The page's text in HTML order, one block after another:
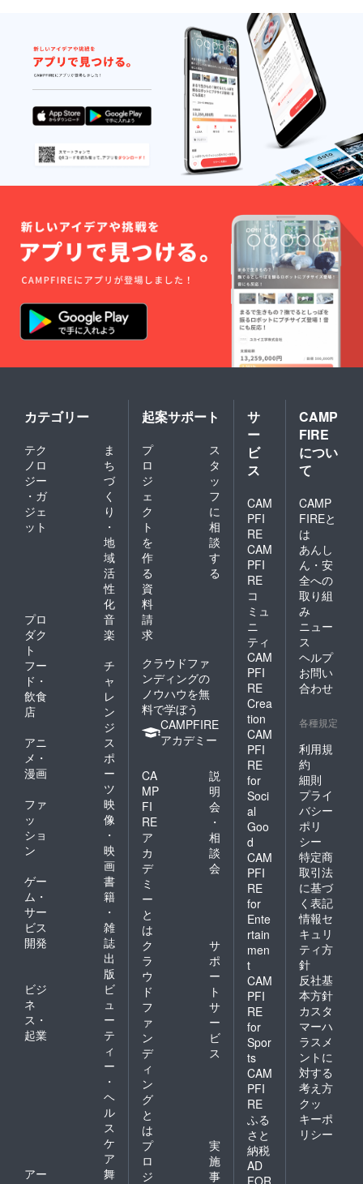
カテゴリー
テク
ノロ
ジー
・ガ
ジェ
ット
ま
ち
づ
く
り
・
地
域
活
性
化
プロ
ダク
ト
音
楽
フー
ド・
飲食
店
チ
ャ
レ
ン
ジ
アニ
メ・
漫画
ス
ポ
ー
ツ
ファ
ッ
ショ
ン
映
像
・
映
画
ゲー
ム・
サー
ビス
開発
書
籍
・
雑
誌
出
版
ビジ
ネ
ス・
起業
ビ
ュ
ー
テ
ィ
ー
・
ヘ
ル
ス
ケ
ア
アー
舞
起案サポート
プ
ロ
ジ
ェ
ク
ト
を
作
る
ス
タ
ッ
フ
に
相
談
す
る
資
料
請
求
クラウドファ
ンディングの
ノウハウを無
料で学ぼう
CAMPFIRE
アカデミー
CA
MP
FI
RE
ア
カ
デ
ミ
ー
と
は
説
明
会
・
相
談
会
ク
ラ
ウ
ド
フ
ァ
ン
デ
ィ
ン
グ
と
は
サ
ポ
ー
ト
サ
ー
ビ
ス
プ
ロ
ジ
実
施
事
サ
ー
ビ
ス
CAM
PFI
RE
CAM
PFI
RE
コ
ミュ
ニ
ティ
CAM
PFI
RE
Crea
tion
CAM
PFI
RE
for
Soci
al
Goo
d
CAM
PFI
RE
for
Ente
rtain
men
t
CAM
PFI
RE
for
Spor
ts
CAM
PFI
RE
ふる
さと
納税
AD
CAMP
FIRE
につい
て
CAMP
FIREと
は
あんし
ん・安
全への
取り組
み
ニュー
ス
ヘルプ
お問い
合わせ
各種規定
利用規
約
細則
プライ
バシー
ポリ
シー
特定商
取引法
に基づ
く表記
情報セ
キュリ
ティ方
針
反社基
本方針
カスタ
マーハ
ラスメ
ントに
対する
考え方
クッ
キーポ
リシー